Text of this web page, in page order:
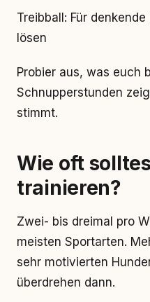
Treibball: Für
lösen
Probier aus, was euch
Schnupperstunden
stimmt.
Wie oft
trainieren?
Zwei- bis dreimal pro
meisten Sportarten.
sehr motivierten
überdrehen dann.